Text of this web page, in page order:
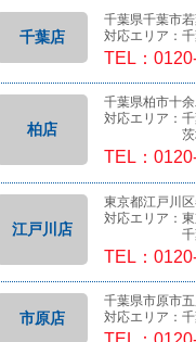
千葉店
千葉県千葉市
対応エリア：
TEL：
柏店
千葉県柏市十
対応エリア：
茨城県…
TEL：
江戸川店
東京都江戸川
対応エリア：
千葉県…
TEL：
市原店
千葉県市原市
対応エリア：